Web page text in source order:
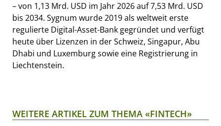
– von 1,13 Mrd. USD im Jahr 2026 auf 7,53 Mrd. USD
bis 2034. Sygnum wurde 2019 als weltweit erste
regulierte Digital-Asset-Bank gegründet und verfügt
heute über Lizenzen in der Schweiz, Singapur, Abu
Dhabi und Luxemburg sowie eine Registrierung in
Liechtenstein.
WEITERE ARTIKEL ZUM THEMA «FINTECH»